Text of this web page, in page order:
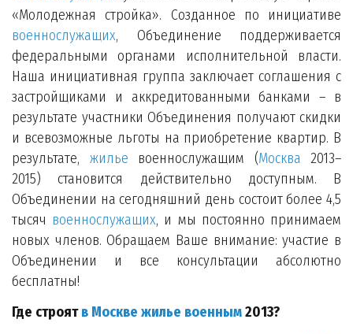
«Молодежная стройка». Созданное по инициативе
военнослужащих, Объединение поддерживается
федеральными органами исполнительной власти.
Наша инициативная группа заключает соглашения с
застройщиками и аккредитованными банками – в
результате участники Объединения получают скидки
и всевозможные льготы на приобретение квартир. В
результате, жилье военнослужащим (Москва 2013–
2015) становится действительно доступным. В
Объединении на сегодняшний день состоит более 4,5
тысяч военнослужащих, и мы постоянно принимаем
новых членов. Обращаем Ваше внимание: участие в
Объединении и все консультации абсолютно
бесплатны!
Где строятв Москве жилье военным2013?